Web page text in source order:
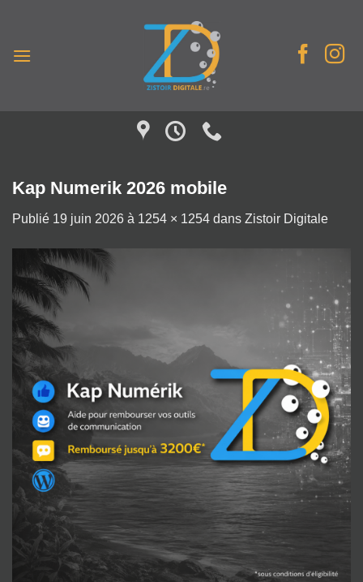
contenu
Kap Numerik 2026 mobile
Publié 19 juin 2026 à 1254 × 1254 dans Zistoir Digitale